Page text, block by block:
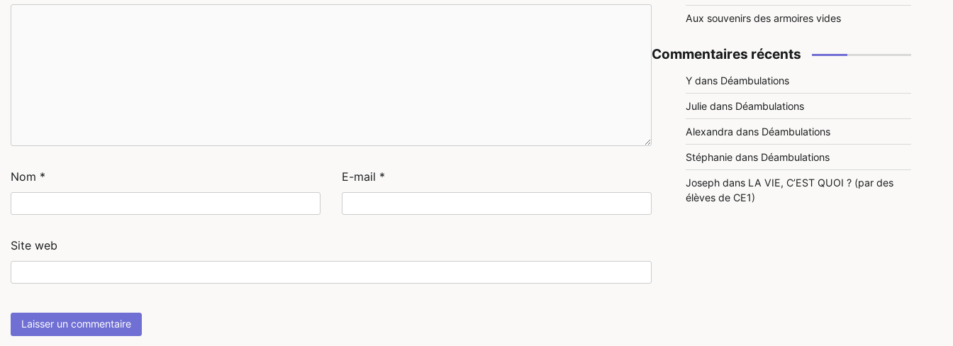
Nom * E-mail *
Site web
Aux souvenirs des armoires vides
Commentaires récents
Y dans Déambulations
Julie dans Déambulations
Alexandra dans Déambulations
Stéphanie dans Déambulations
Joseph dans LA VIE, C’EST QUOI ? (par des
élèves de CE1)